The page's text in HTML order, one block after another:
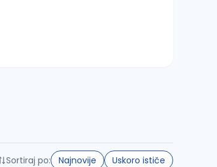
Sortiraj po: Najnovije Uskoro ističe